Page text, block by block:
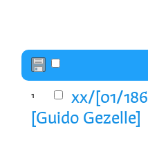
1
xx/[01/
[Guido Gezelle]